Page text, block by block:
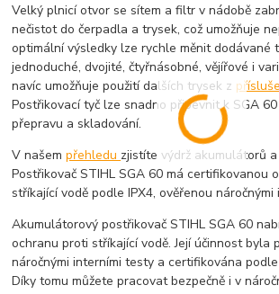
Velký plnicí otvor se sítem a filtr v nádobě
nečistot do čerpadla a trysek, což umožňuje
optimální výsledky lze rychle měnit dodávané
jednoduché, dvojité, čtyřnásobné, vějířové i
navíc umožňuje použití dalších trysek z
Postřikovací tyč lze snadno připevnit k SGA
přepravu a skladování.
V našempřehledu zjistíte výdrž akumulátorů
Postřikovač STIHL SGA 60 má certifikovanou
stříkající vodě podle IPX4, ověřenou
Akumulátorový postřikovač STIHL SGA 60
ochranu proti stříkající vodě. Její účinnost byla
náročnými interními testy a certifikována
Díky tomu můžete pracovat bezpečně i v